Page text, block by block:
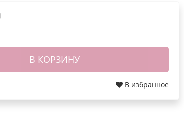
В КОРЗИНУ
В избранное